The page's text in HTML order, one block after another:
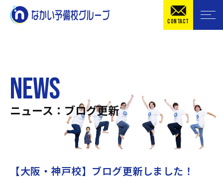
CONTACT
NEWS
ニュース：ブログ更新
【大阪・神戸校】ブログ更新しました！